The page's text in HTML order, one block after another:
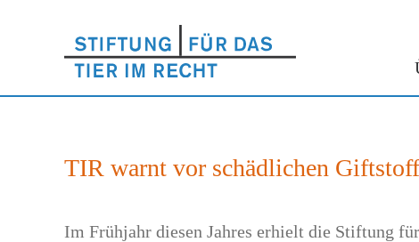
TIR warnt vor schädlichen
Im Frühjahr diesen Jahres erhielt die Stiftung